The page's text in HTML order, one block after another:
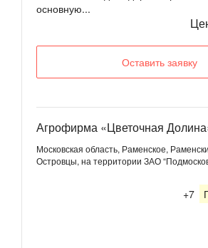
основную...
Оставить заявку
Агрофирма «Цветочная
Московская область, Раменское,
Островцы, на территории ЗАО
+7